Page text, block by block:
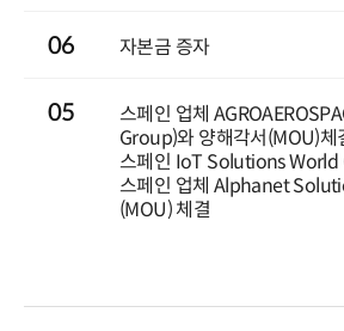
06 자본금 증자
05
스페인 업체
Group)와 양해각서(MOU)체
스페인 IoT Solutions World
스페인 업체 Alphanet
(MOU) 체결